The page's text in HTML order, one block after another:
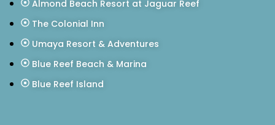
Almond Beach Resort at Jaguar Reef
The Colonial Inn
Umaya Resort & Adventures
Blue Reef Beach & Marina
Blue Reef Island